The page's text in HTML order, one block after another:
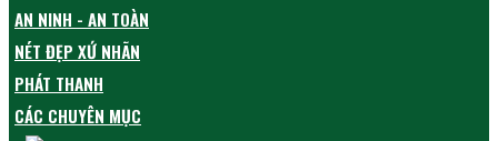
AN NINH - AN TOÀN
NÉT ĐẸP XỨ NHÃN
PHÁT THANH
CÁC CHUYÊN MỤC